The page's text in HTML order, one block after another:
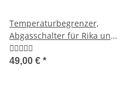
Temperaturbegrenzer,
Abgasschalter für Rika und
Wodtke
49,00 € *